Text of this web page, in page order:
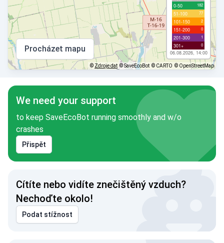
0-50 182
51-100 77
101-150 2
151-200 0
201-300 1
301+ 0
06.08.2026, 14:00
Procházet mapu
© Zdroje dat © SaveEcoBot © CARTO © OpenStreetMap
We need your support
to keep SaveEcoBot running smoothly and w/o
crashes
Přispět
Cítíte nebo vidíte znečištěný vzduch?
Nechoďte okolo!
Podat stížnost